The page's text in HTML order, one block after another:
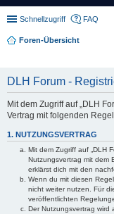
Schnellzugriff FAQ
Foren-Übersicht
DLH Forum -
Mit dem Zugriff auf „DLH
Vertrag mit folgenden
1. NUTZUNGSVERTRAG
Mit dem Zugriff auf „DLH
Nutzungsvertrag mit dem
erklärst dich mit den
Wenn du mit diesen
nicht weiter nutzen. Für
veröffentlichten
Der Nutzungsvertrag